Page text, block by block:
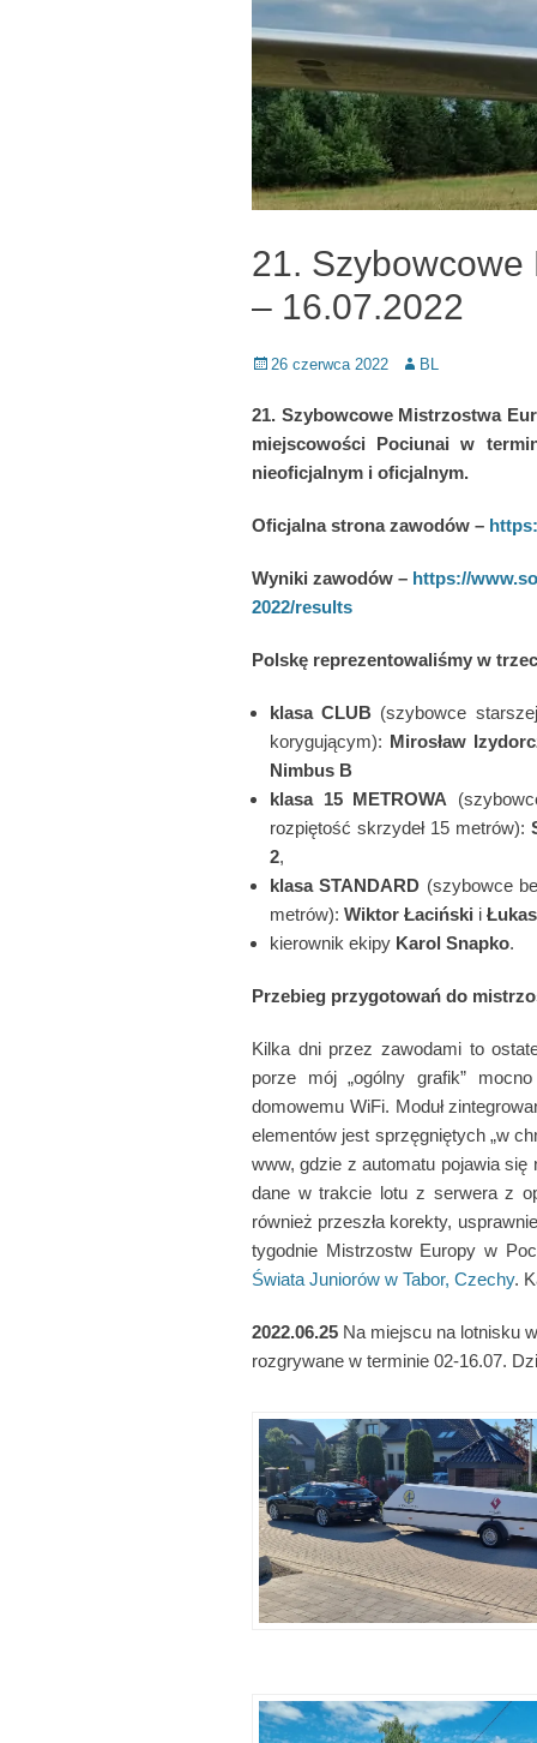
21.
– 16.07.2022
Posted
26 czerwca 2022 Author
BL
21. Szybowcowe Mistrzostwa
miejscowości Pociunai w
nieoficjalnym i oficjalnym.
Oficjalna strona zawodów –
Wyniki zawodów – https://
2022/results
Polskę reprezentowaliśmy w
klasa CLUB (szybowce
korygującym): Mirosław
Nimbus B
klasa 15 METROWA
rozpiętość skrzydeł 15 metrów):
2,
klasa STANDARD (szybowce
metrów): Wiktor Łaciński i
kierownik ekipy Karol Snapko.
Przebieg przygotowań do
Kilka dni przez zawodami to
porze mój „ogólny grafik”
domowemu WiFi. Moduł
elementów jest sprzęgniętych „w
www, gdzie z automatu pojawia
dane w trakcie lotu z serwera z
również przeszła korekty,
tygodnie Mistrzostw Europy w
Świata Juniorów w Tabor, Czechy.
2022.06.25 Na miejscu na lotnisku
rozgrywane w terminie 02-16.07.